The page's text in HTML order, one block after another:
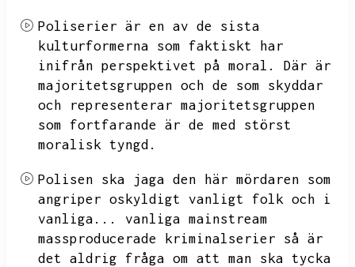
Poliserier är en av de sista
kulturformerna som faktiskt har
inifrån perspektivet på moral.
Där är
majoritetsgruppen och de som skyddar
och representerar majoritetsgruppen
som fortfarande är de med störst
moralisk tyngd.
Polisen ska jaga den här mördaren som
angriper oskyldigt vanligt folk och i
vanliga...
vanliga mainstream
massproducerade kriminalserier så är
det aldrig fråga om att man ska tycka